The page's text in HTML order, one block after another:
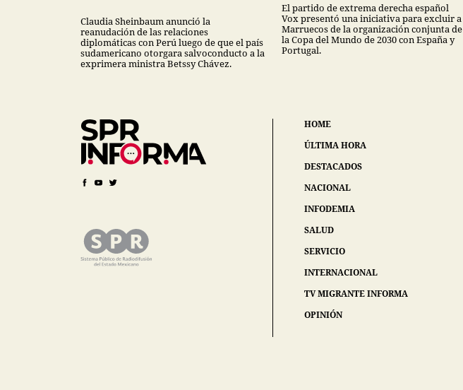
Claudia Sheinbaum anunció la
reanudación de las relaciones
diplomáticas con Perú luego de que el país
sudamericano otorgara salvoconducto a la
exprimera ministra Betssy Chávez.
El partido de extrema derecha español
Vox presentó una iniciativa para excluir a
Marruecos de la organización conjunta de
la Copa del Mundo de 2030 con España y
Portugal.
HOME
ÚLTIMA HORA
DESTACADOS
NACIONAL
INFODEMIA
SALUD
SERVICIO
INTERNACIONAL
TV MIGRANTE INFORMA
OPINIÓN